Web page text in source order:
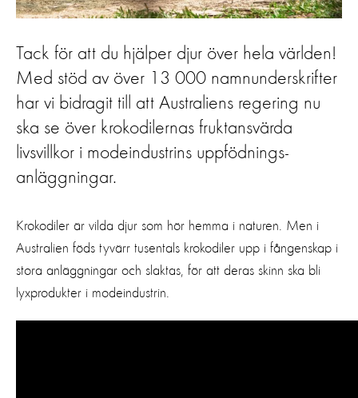
Tack för att du hjälper djur över hela världen!
Med stöd av över 13 000 namnunderskrifter
har vi bidragit till att Australiens regering nu
ska se över krokodilernas fruktansvärda
livsvillkor i modeindustrins uppfödnings-
anläggningar.
Krokodiler är vilda djur som hör hemma i naturen. Men i
Australien föds tyvärr tusentals krokodiler upp i fångenskap i
stora anläggningar och slaktas, för att deras skinn ska bli
lyxprodukter i modeindustrin.